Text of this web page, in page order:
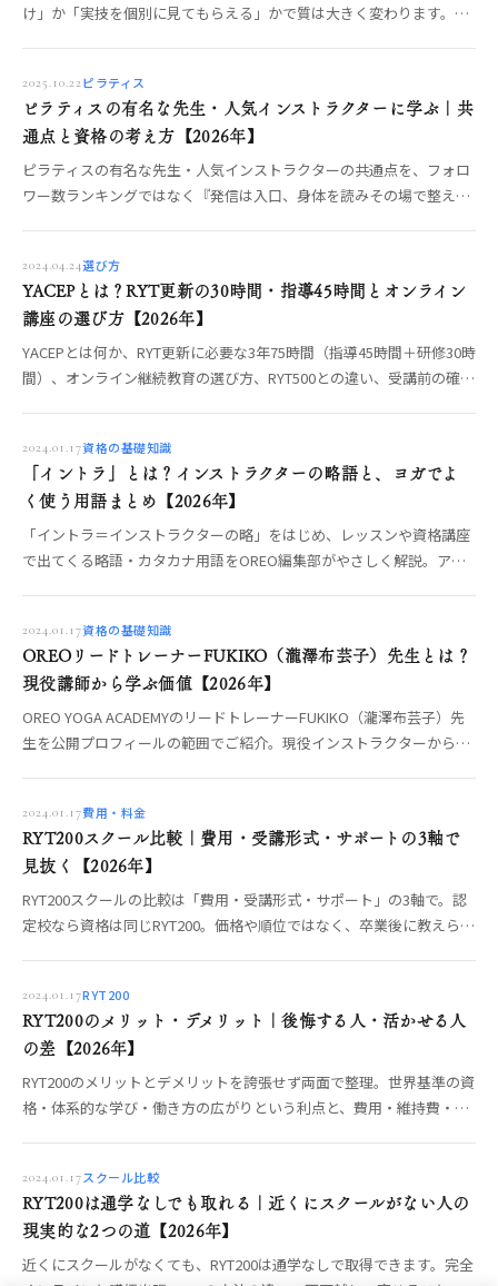
け」か「実技を個別に見てもらえる」かで質は大きく変わります。オ
ます。
2025.10.22ピラティス
ピラティスの有名な先生・人気インストラクターに学ぶ｜共
通点と資格の考え方【2026年】
ピラティスの有名な先生・人気インストラクターの共通点を、フォロ
ワー数ランキングではなく『発信は入口、身体を読みその場で整える
2024.04.24選び方
YACEPとは？RYT更新の30時間・指導45時間とオンライン
講座の選び方【2026年】
YACEPとは何か、RYT更新に必要な3年75時間（指導45時間＋研修30時
間）、オンライン継続教育の選び方、RYT500との違い、受講前の確認
2024.01.17資格の基礎知識
「イントラ」とは？インストラクターの略語と、ヨガでよ
く使う用語まとめ【2026年】
「イントラ＝インストラクターの略」をはじめ、レッスンや資格講座
で出てくる略語・カタカナ用語をOREO編集部がやさしく解説。アー
2024.01.17資格の基礎知識
OREOリードトレーナーFUKIKO（瀧澤布芸子）先生とは？
現役講師から学ぶ価値【2026年】
OREO YOGA ACADEMYのリードトレーナーFUKIKO（瀧澤布芸子）先
生を公開プロフィールの範囲でご紹介。現役インストラクターから直
2024.01.17費用・料金
RYT200スクール比較｜費用・受講形式・サポートの3軸で
見抜く【2026年】
RYT200スクールの比較は「費用・受講形式・サポート」の3軸で。認
定校なら資格は同じRYT200。価格や順位ではなく、卒業後に教えられ
2024.01.17RYT200
RYT200のメリット・デメリット｜後悔する人・活かせる人
の差【2026年】
RYT200のメリットとデメリットを誇張せず両面で整理。世界基準の資
格・体系的な学び・働き方の広がりという利点と、費用・維持費・取
2024.01.17スクール比較
RYT200は通学なしでも取れる｜近くにスクールがない人の
現実的な2つの道【2026年】
近くにスクールがなくても、RYT200は通学なしで取得できます。完全